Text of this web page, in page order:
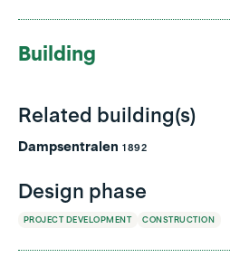
Building
Related building(s)
Dampsentralen 1892
Design phase
PROJECT DEVELOPMENT CONSTRUCTION